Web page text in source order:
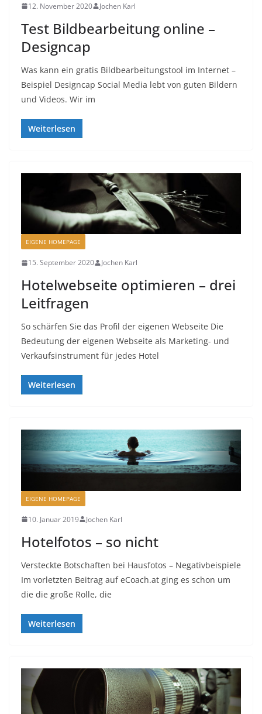
12. November 2020 Jochen Karl
Test Bildbearbeitung online –
Designcap
Was kann ein gratis Bildbearbeitungstool im Internet –
Beispiel Designcap Social Media lebt von guten Bildern
und Videos. Wir im
Weiterlesen
EIGENE HOMEPAGE
15. September 2020 Jochen Karl
Hotelwebseite optimieren – drei
Leitfragen
So schärfen Sie das Profil der eigenen Webseite Die
Bedeutung der eigenen Webseite als Marketing- und
Verkaufsinstrument für jedes Hotel
Weiterlesen
EIGENE HOMEPAGE
10. Januar 2019 Jochen Karl
Hotelfotos – so nicht
Versteckte Botschaften bei Hausfotos – Negativbeispiele
Im vorletzten Beitrag auf eCoach.at ging es schon um
die die große Rolle, die
Weiterlesen